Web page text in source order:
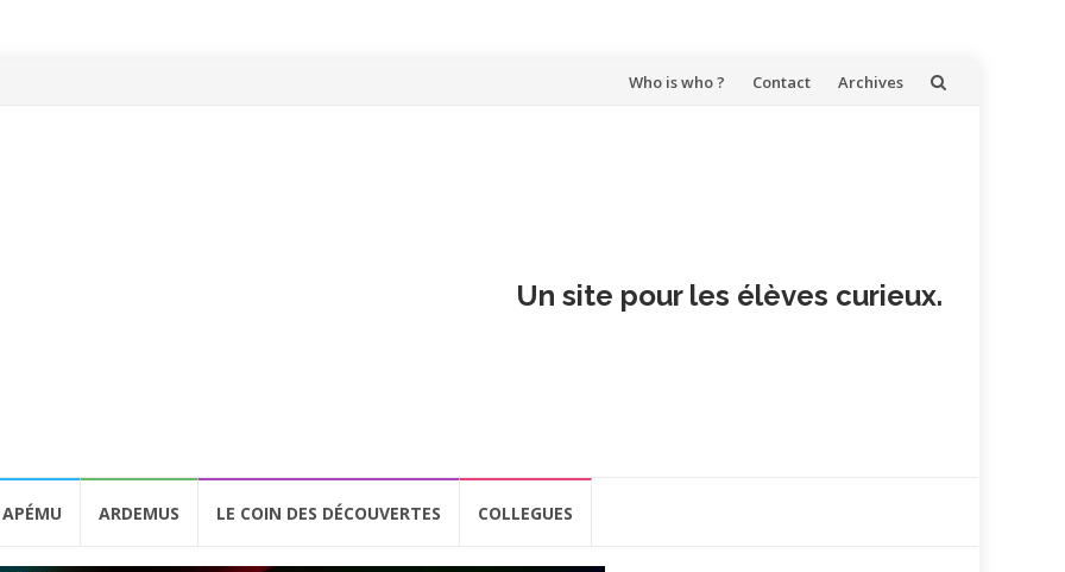
Aller
Who is who ? Contact Archives
Un site pour les élèves curieux.
APÉMU ARDEMUS LE COIN DES DÉCOUVERTES COLLEGUES